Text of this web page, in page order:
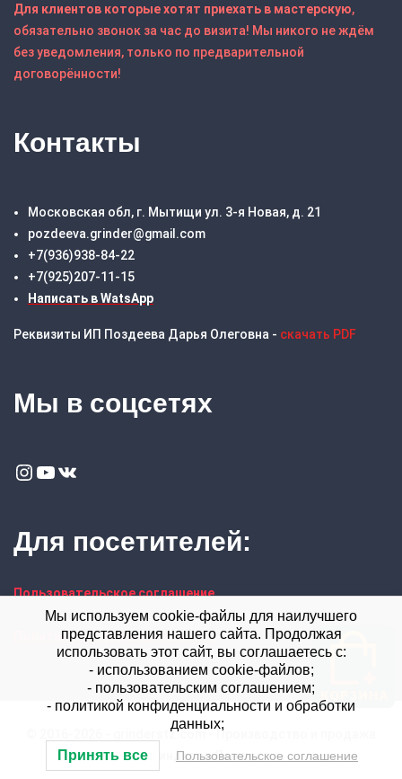
Для клиентов которые хотят приехать в мастерскую,
обязательно звонок за час до визита! Мы никого не ждём
без уведомления, только по предварительной
договорённости!
Контакты
Московская обл, г. Мытищи ул. 3-я Новая, д. 21
pozdeeva.grinder@gmail.com
+7(936)938-84-22
+7(925)207-11-15
Написать в WatsApp
Реквизиты ИП Поздеева Дарья Олеговна - скачать PDF
Мы в соцсетях
Instagram
YouTube
VK
Для посетителей:
Пользовательское соглашение
Политика конфиденциальности
© 2016-2026 - grinderstz.com - Производство и продажа
гриндеров Левша
Мы используем cookie-файлы для наилучшего
представления нашего сайта. Продолжая
использовать этот сайт, вы соглашаетесь с:
- использованием cookie-файлов;
- пользовательским соглашением;
- политикой конфиденциальности и обработки
данных;
Принять все Пользовательское соглашение